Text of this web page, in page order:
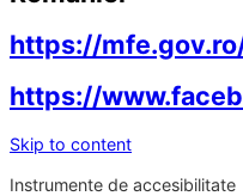
https://
https://
Skip to content
Instrumente de accesibilitate